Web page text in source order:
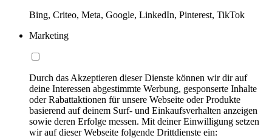
Bing, Criteo, Meta, Google, LinkedIn, Pinterest, TikTok
Marketing
Durch das Akzeptieren dieser Dienste können wir dir auf
deine Interessen abgestimmte Werbung, gesponserte Inhalte
oder Rabattaktionen für unsere Webseite oder Produkte
basierend auf deinem Surf- und Einkaufsverhalten anzeigen
sowie deren Erfolge messen. Mit deiner Einwilligung setzen
wir auf dieser Webseite folgende Drittdienste ein: